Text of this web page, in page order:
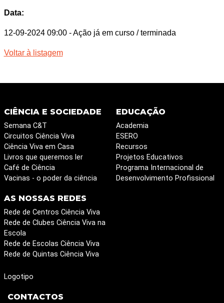
Data:
12-09-2024 09:00 - Ação já em curso / terminada
Voltar à listagem
CIÊNCIA E SOCIEDADE
Semana C&T
Circuitos Ciência Viva
Ciência Viva em Casa
Livros que queremos ler
Café de Ciência
Vacinas - o poder da ciência
EDUCAÇÃO
Academia
ESERO
Recursos
Projetos Educativos
Programa Internacional de
Desenvolvimento Profissional
AS NOSSAS REDES
Rede de Centros Ciência Viva
Rede de Clubes Ciência Viva na
Escola
Rede de Escolas Ciência Viva
Rede de Quintas Ciência Viva
Logotipo
CONTACTOS